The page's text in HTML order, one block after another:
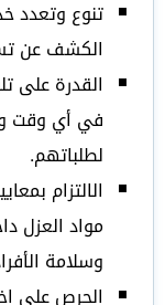
تنوع وتعدد
الكشف عن
القدرة على
في أي وقت
لطلباتهم.
الالتزام
مواد العزل
وسلامة
الحرص على